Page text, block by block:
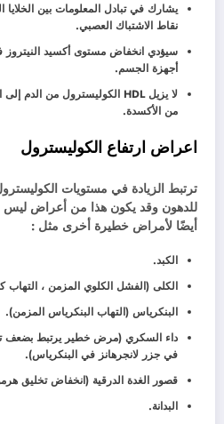
يشارك في تبادل المعلومات بين
نقاط الاشتباك العصبي.
سيؤدي انخفاض مستوى أكسيد
أجهزة الجسم.
من الأكسدة.
اعراض ارتفاع الكوليسترول
ترتبط الزيادة في مستويات
للدهون وقد يكون هذا من أعراض
أيضًا لأمراض خطيرة أخرى مثل :
الكبد.
الكلى (الفشل الكلوي المزمن ، التهاب
البنكرياس (التهاب البنكرياس المزمن).
داء السكري (مرض خطير يرتبط بضعف
في جزر لانجرهانز في البنكرياس).
قصور الغدة الدرقية (انخفاض تخليق
البدانة.